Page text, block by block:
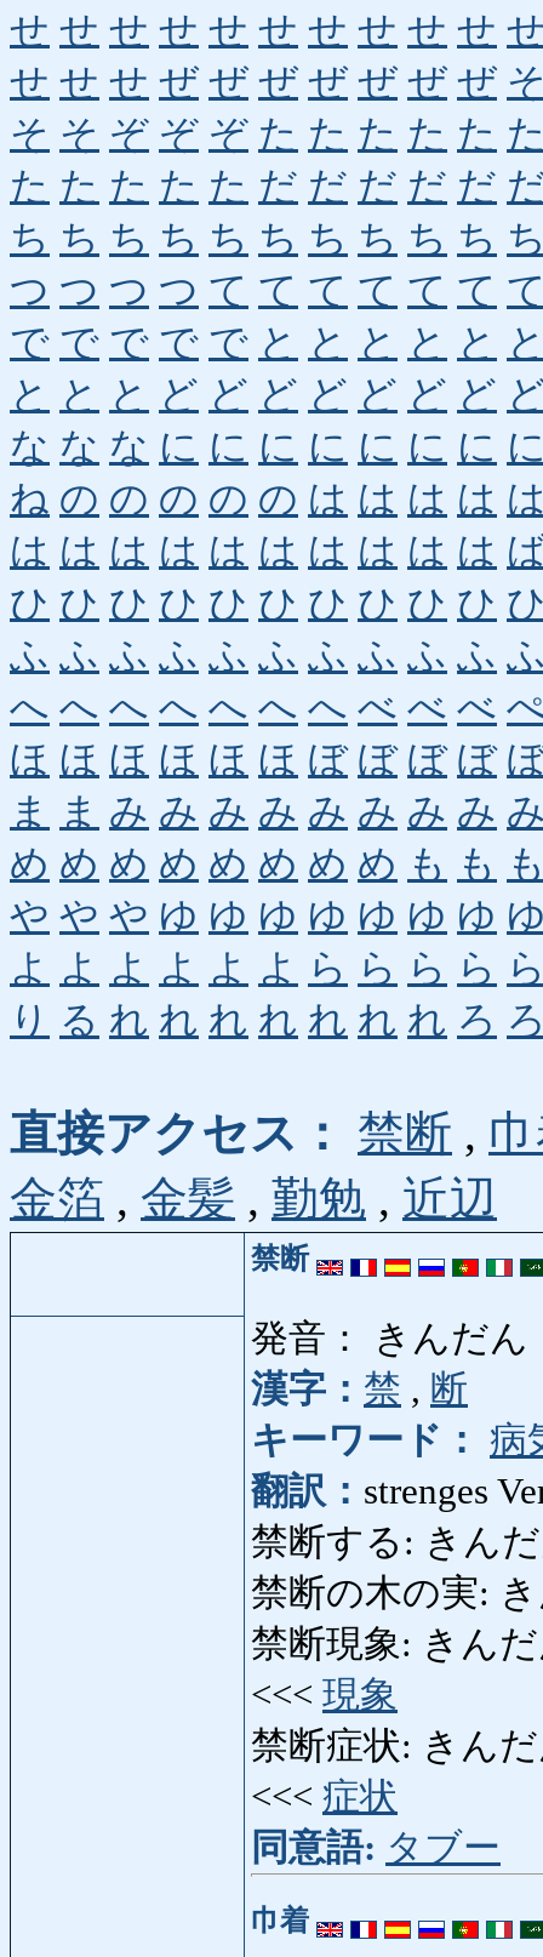
せ せ せ せ せ せ せ せ せ せ
せ せ せ ぜ ぜ ぜ ぜ ぜ ぜ ぜ
そ そ ぞ ぞ ぞ た た た た た
た た た た た だ だ だ だ だ
ち ち ち ち ち ち ち ち ち ち
つ つ つ つ て て て て て て
で で で で で と と と と と
と と と ど ど ど ど ど ど ど
な な な に に に に に に に
ね の の の の の は は は は
は は は は は は は は は は
ひ ひ ひ ひ ひ ひ ひ ひ ひ ひ
ふ ふ ふ ふ ふ ふ ふ ふ ふ ふ
へ へ へ へ へ へ へ べ べ べ
ほ ほ ほ ほ ほ ほ ぼ ぼ ぼ ぼ
ま
ま み み み み み み み み
め め め め め め め め も も
や や や ゆ ゆ ゆ ゆ ゆ ゆ ゆ
よ よ よ よ よ よ ら ら ら ら
り る れ れ れ れ れ れ れ ろ
直接アクセス： 禁断 ,
金箔 , 金髪 , 勤勉 , 近辺
禁断
発音： きんだん
漢字： 禁 , 断
キーワード： 病
翻訳： strenges
禁断する: きんだ
禁断の木の実:
禁断現象: きんだ
<<< 現象
禁断症状: きん
<<< 症状
同意語: タブー
巾着